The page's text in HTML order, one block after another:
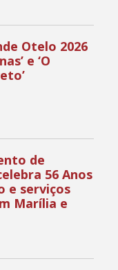
Otelo 2026
e ‘O
de
56 Anos
e serviços
Marília e